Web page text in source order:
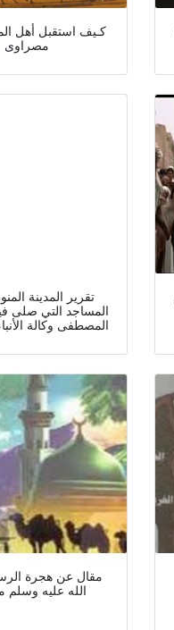
كـيف استقبل أهل
مصراوى
تقرير المدينة
المساجد التي صلى
المصطفى وكالة
مقال عن هجرة
الله عليه